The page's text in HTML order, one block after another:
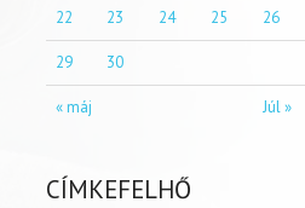
« máj Júl »
22 23 24 25 26
29 30
CÍMKEFELHŐ